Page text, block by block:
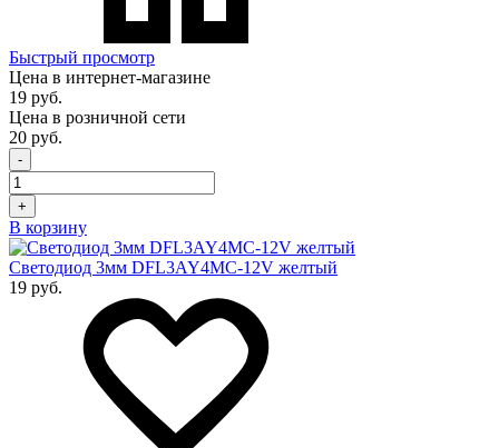
Быстрый просмотр
Цена в интернет-магазине
19 руб.
Цена в розничной сети
20 руб.
-
+
В корзину
Светодиод 3мм DFL3AY4MC-12V желтый
19 руб.